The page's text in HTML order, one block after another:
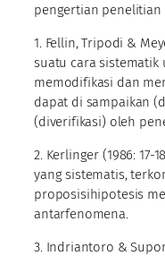
pengertian
1. Fellin, Tripodi &
suatu cara sistematik
memodifikasi dan
dapat di sampaikan
(diverifikasi) oleh
2. Kerlinger (1986: 17-
yang sistematis,
proposisihipotesis
antarfenomena.
3. Indriantoro &